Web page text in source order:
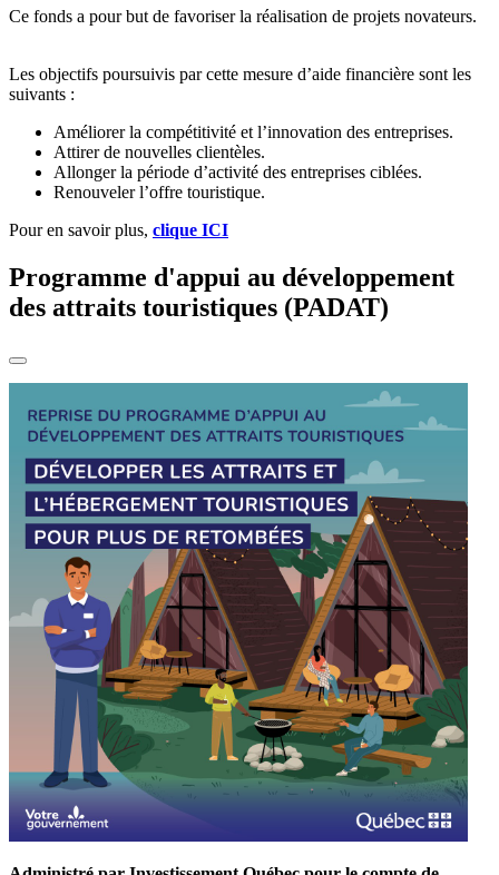
Ce fonds a pour but de favoriser la réalisation de projets novateurs.
Les objectifs poursuivis par cette mesure d’aide financière sont les
suivants :
Améliorer la compétitivité et l’innovation des entreprises.
Attirer de nouvelles clientèles.
Allonger la période d’activité des entreprises ciblées.
Renouveler l’offre touristique.
Pour en savoir plus, clique ICI
Programme d'appui au développement
des attraits touristiques (PADAT)